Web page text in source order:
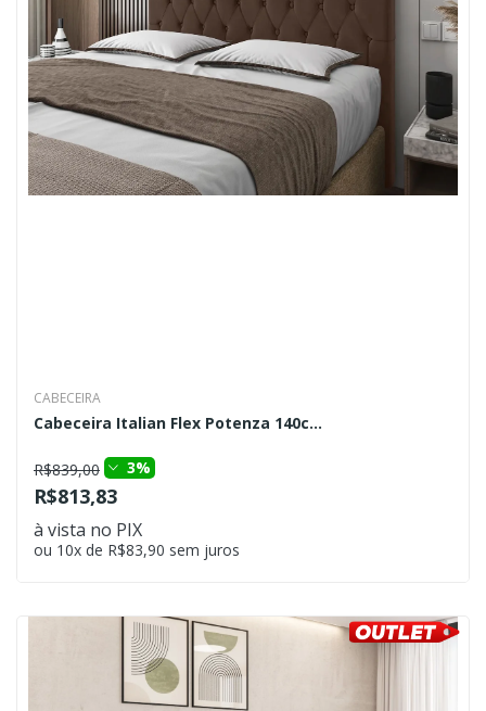
CABECEIRA
Cabeceira Italian Flex Potenza 140c...
R$839,00 3%
R$813,83
à vista no PIX
ou 10x de R$83,90 sem juros